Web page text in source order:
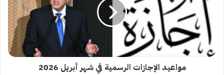
شهر
أبريل
2026
مواعيد الإجازات الرسمية في شهر أبريل 2026